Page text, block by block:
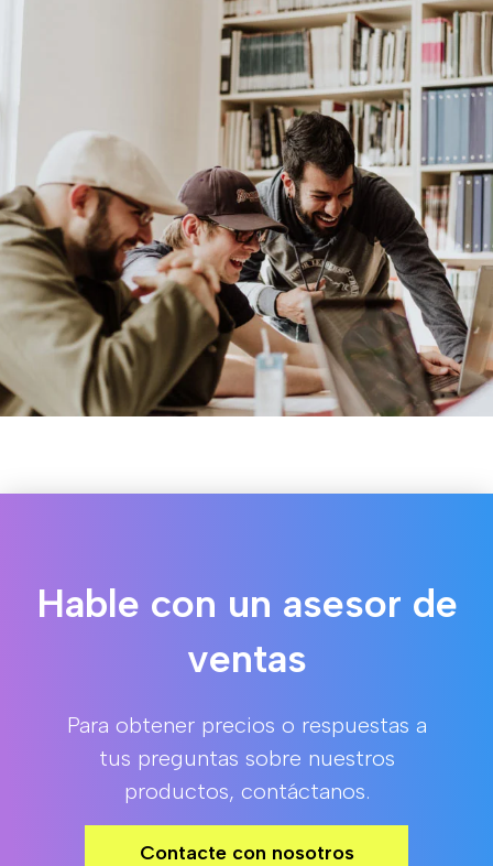
Hable con un asesor de
ventas
Para obtener precios o respuestas a
tus preguntas sobre nuestros
productos, contáctanos.
Contacte con nosotros